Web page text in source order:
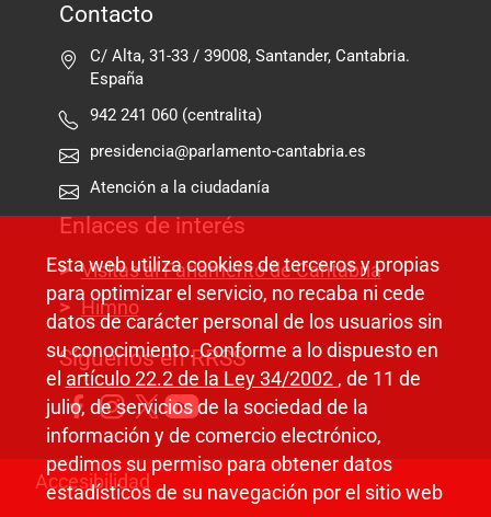
Contacto
C/ Alta, 31-33 / 39008, Santander, Cantabria.
España
942 241 060 (centralita)
presidencia@parlamento-cantabria.es
Atención a la ciudadanía
Enlaces de interés
Visitas al Parlamento de Cantabria
Himno
Síguenos en RRSS
Pie de página
Accesibilidad
Esta web utiliza cookies de terceros y propias
para optimizar el servicio, no recaba ni cede
datos de carácter personal de los usuarios sin
su conocimiento. Conforme a lo dispuesto en
el artículo 22.2 de la Ley 34/2002 , de 11 de
julio, de servicios de la sociedad de la
información y de comercio electrónico,
pedimos su permiso para obtener datos
estadísticos de su navegación por el sitio web